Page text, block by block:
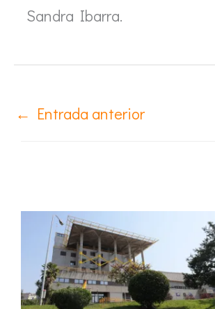
Sandra Ibarra.
← Entrada anterior